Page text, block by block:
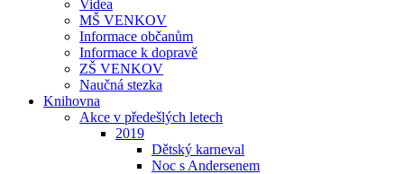
Videa
MŠ VENKOV
Informace občanům
Informace k dopravě
ZŠ VENKOV
Naučná stezka
Knihovna
Akce v předešlých letech
2019
Dětský karneval
Noc s Andersenem